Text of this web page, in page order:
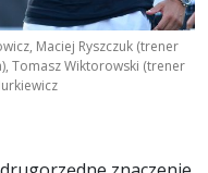
Maciej Ryszczuk (trener
Tomasz Wiktorowski (trener